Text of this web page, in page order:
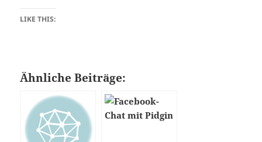
LIKE THIS:
Ähnliche Beiträge: